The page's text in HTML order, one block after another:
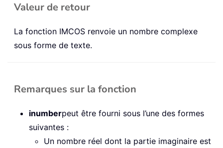
Valeur de retour
La fonction IMCOS renvoie un nombre complexe
sous forme de texte.
Remarques sur la fonction
inumberpeut être fourni sous l’une des formes
suivantes :
Un nombre réel dont la partie imaginaire est